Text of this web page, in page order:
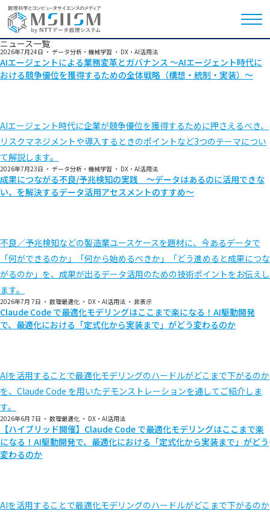
ニュース一覧
2026年7月24日 ・ データ分析・機械学習 ・ DX・AI活用法
AIエージェントによる業務変革とガバナンス ～AIエージェント時代に
おける競争優位を獲得するための全体戦略（構想・統制・実装）～
AIエージェント時代に企業が競争優位を獲得するために押さえるべき、
リスクマネジメントや導入するときのポイントなど3つのテーマについ
て解説します。
2026年7月23日 ・ データ分析・機械学習 ・ DX・AI活用法
成果につながる不良/予兆検知の実践 ～データはあるのに活用できな
い、を解決するデータ活用アセスメントのすすめ～
不良／予兆検知などの製造業ユースケースを題材に、今あるデータで
「何ができるのか」「何から始めるべきか」「どう進めると成果につな
がるのか」を、成果が出るデータ活用のための技術ポイントをお伝えし
ます。
2026年7月 7日 ・ 数理最適化 ・ DX・AI活用法 ・ 非表示
Claude Code で最適化モデリングはここまで楽になる！AI駆動開発
で、最適化における「定式化から実装まで」がどう変わるのか
AIを活用することで最適化モデリングのハードルがどこまで下がるのか
を、Claude Code を用いたデモンストレーションを通してご紹介しま
す。
2026年6月 7日 ・ 数理最適化 ・ DX・AI活用法
【ハイブリッド開催】Claude Code で最適化モデリングはここまで楽
になる！AI駆動開発で、最適化における「定式化から実装まで」がどう
変わるのか
AIを活用することで最適化モデリングのハードルがどこまで下がるのか